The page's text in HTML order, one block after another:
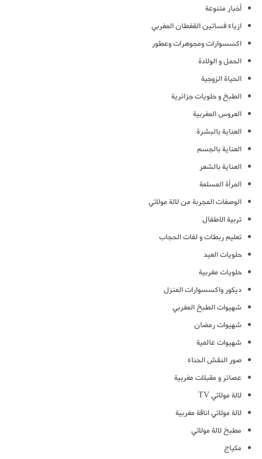
أخبار متنوعة
ازياء فساتين القفطان المغربي
اكسسوارات ومجوهرات وعطور
الحمل و الولادة
الحياة الزوجية
الطبخ و حلويات جزائرية
العروس المغربية
العناية بالبشرة
العناية بالجسم
العناية بالشعر
المرأة المسلمة
الوصفات المجربة من لالة مولاتي
تربية الاطفال
تعليم ربطات و لفات الحجاب
حلويات العيد
حلويات مغربية
ديكور واكسسوارات المنزل
شهيوات الطبخ المغربي
شهيوات رمضان
شهيوات عالمية
صور النقش الحناء
عصائر و مقبلات مغربية
لالة مولاتي TV
لالة مولاتي اناقة مغربية
مطبخ لالة مولاتي
مكياج